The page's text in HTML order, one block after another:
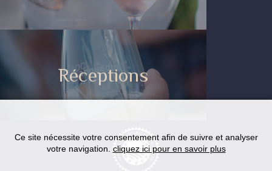
Réceptions
Ce site nécessite votre consentement afin de suivre et analyser
votre navigation. cliquez ici pour en savoir plus